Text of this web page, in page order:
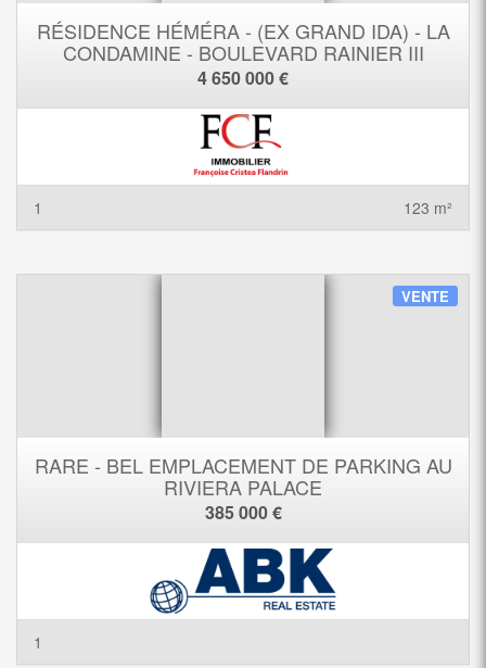
RÉSIDENCE HÉMÉRA - (EX GRAND IDA) - LA
CONDAMINE - BOULEVARD RAINIER III
4 650 000 €
1 123 m²
VENTE
RARE - BEL EMPLACEMENT DE PARKING AU
RIVIERA PALACE
385 000 €
1